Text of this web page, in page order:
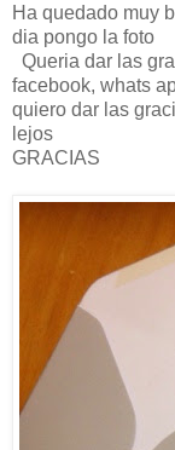
Ha quedado muy
dia pongo la foto
Queria dar las
facebook, whats
quiero dar las
lejos
GRACIAS